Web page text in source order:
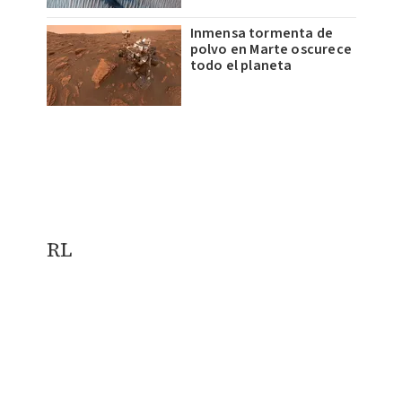
Inmensa tormenta de
polvo en Marte oscurece
todo el planeta
RL